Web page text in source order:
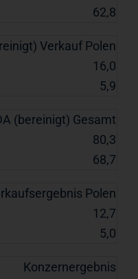
62,8
Verkauf Polen
16,0
5,9
(bereinigt) Gesamt
80,3
68,7
Polen
12,7
5,0
Konzernergebnis